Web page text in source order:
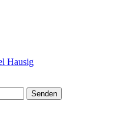
Hausig